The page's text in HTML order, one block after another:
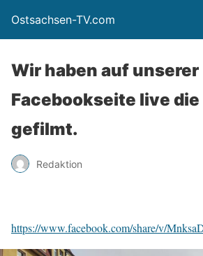
Ostsachsen-TV.com
Wir haben auf unserer
Facebookseite live
gefilmt.
Redaktion
https://www.facebook.com/share/v/